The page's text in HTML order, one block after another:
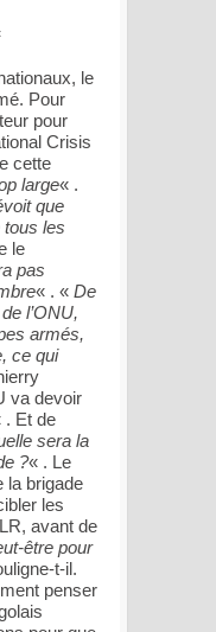
le
Pour
pour
Crisis
cette
large« .
que
tous les
le
pas
« . « De
l’ONU,
armés,
ce qui
va devoir
. Et de
sera la
?« . Le
la brigade
les
avant de
être pour
t-il.
penser